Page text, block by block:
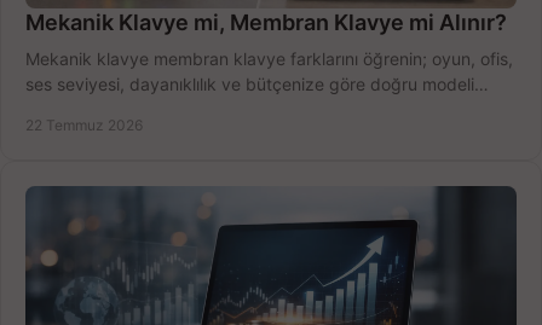
Mekanik Klavye mi, Membran Klavye mi Alınır?
Mekanik klavye membran klavye farklarını öğrenin; oyun, ofis,
ses seviyesi, dayanıklılık ve bütçenize göre doğru modeli
22 Temmuz 2026